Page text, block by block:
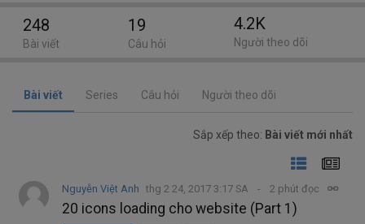
Bài viết Series Câu hỏi Người theo dõi
Sắp xếp theo: Bài viết mới nhất
Nguyễn Việt Anh thg 2 24, 2017 3:17 SA 2 phút đọc
20 icons loading cho website (Part 1)
248
Bài viết
19
Câu hỏi
4.2K
Người theo dõi